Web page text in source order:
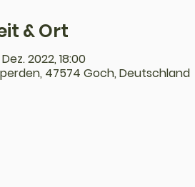
& Ort
Dez. 2022, 18:00
47574 Goch, Deutschland